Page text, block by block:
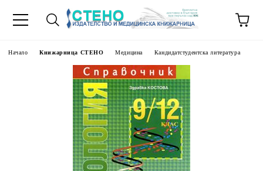
Начало Книжарница СТЕНО Медицина Кандидатстудентска литература